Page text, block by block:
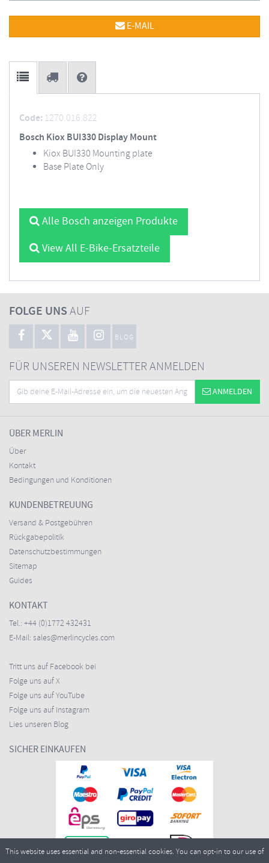
E-MAIL
Code: 1270.016.822
Bosch Kiox BUI330 Display Mount
Kiox BUI330 Mounting plate
Base Plate Only
Alle Bosch anzeigen Produkte
View All E-Bike-Ersatzteile
FOLGE UNSAUF
BLOG
FÜR UNSEREN NEWSLETTER ANMELDEN
ANMELDEN
ÜBER MERLIN
Über
Kontakt
Bedingungen und Konditionen
KUNDENBETREUUNG
Versand & Postgebühren
Rückgabepolitik
Datenschutzbestimmungen
Sitemap
Guides
KONTAKT
Tel.: +44 (0)1772 432431
E-Mail: sales@merlincycles.com
Tritt uns auf Facebook bei
Folge uns auf X
Folge uns auf YouTube
Folge uns auf Instagram
Lies unseren Blog
SICHER EINKAUFEN
This website uses essential and non-essential cookies. You can opt-in to our use of